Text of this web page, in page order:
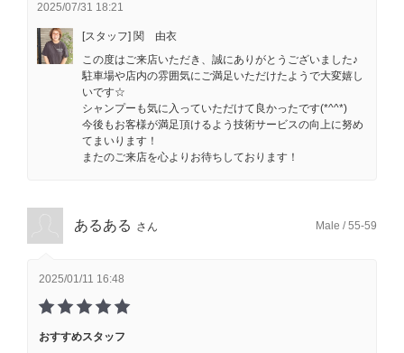
2025/07/31 18:21
[スタッフ] 関 由衣
この度はご来店いただき、誠にありがとうございました♪
駐車場や店内の雰囲気にご満足いただけたようで大変嬉し
いです☆
シャンプーも気に入っていただけて良かったです(*^^*)
今後もお客様が満足頂けるよう技術サービスの向上に努め
てまいります！
またのご来店を心よりお待ちしております！
あるある さん Male / 55-59
2025/01/11 16:48
おすすめスタッフ